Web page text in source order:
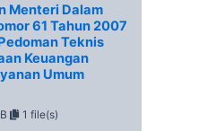
Menteri Dalam
61 Tahun 2007
Teknis
Keuangan
Umum
1 file(s)